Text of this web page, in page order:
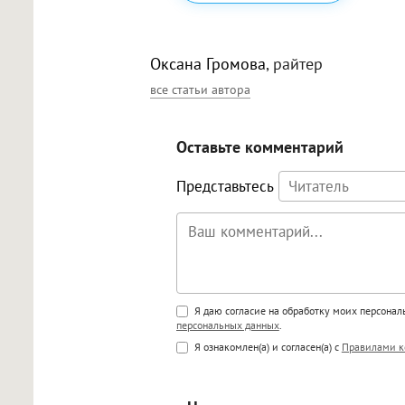
Оксана Громова, райтер
все статьи автора
Оставьте комментарий
Представьтесь
Поддержка HTML
<b>, <strong>, <u>, <i>, <em>,
<blockquote>, <code>
Я даю согласие на обработку моих
персональных данных.
Я ознакомлен(а) и согласен(а) с Правилами